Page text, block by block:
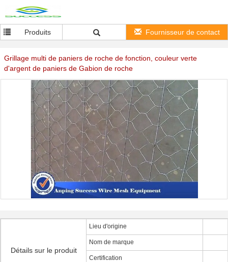
Produits Fournisseur de contact
Grillage multi de paniers de roche de fonction, couleur verte
d'argent de paniers de Gabion de roche
Détails sur le produit
Lieu d'origine
Nom de marque
Certification